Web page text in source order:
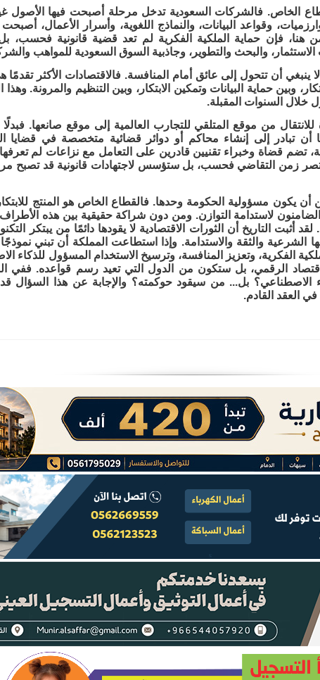
الخاص. فالشركات السعودية تدخل مرحلة أصبحت فيها الأصول
وقواعد البيانات، والنماذج اللغوية، وأسرار الأعمال،
هنا، فإن حماية الملكية الفكرية لم تعد قضية قانونية
والبحث والتطوير، وجاذبية السوق السعودية للمواهب
ينبغي أن تتحول إلى عائق أمام المنافسة. فالاقتصادات الأكثر تقدمًا
وبين حماية البيانات وتمكين الابتكار، وبين التنظيم والمرونة. وهذا
خلال السنوات المقبلة.
من موقع المتلقي للتجارب العالمية إلى موقع صانعها.
أن تبادر إلى إنشاء محاكم أو دوائر قضائية متخصصة في قضايا
تضم قضاة وخبراء تقنيين قادرين على التعامل مع نزاعات لم تعرفها
زمن التقاضي فحسب، بل ستؤسس لاجتهادات قانونية قد تصبح
أن يكون مسؤولية الحكومة وحدها. فالقطاع الخاص هو المنتج
لاستدامة التوازن. ومن دون شراكة حقيقية بين هذه
أثبت التاريخ أن الثورات الاقتصادية لا يقودها دائمًا من يبتكر
الشرعية والثقة والاستدامة. وإذا استطاعت المملكة أن تبني
الفكرية، وتعزيز المنافسة، وترسيخ الاستخدام المسؤول للذكاء
الرقمي، بل ستكون من الدول التي تعيد رسم قواعده. ففي
الاصطناعي؟ بل... من سيقود حوكمته؟ والإجابة عن هذا السؤال
في العقد القادم.